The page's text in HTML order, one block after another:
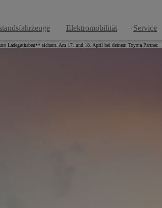
Elektromobilität Service
Ladeguthaben** sichern. Am 17. und 18. April bei deinem Toyota Partner.